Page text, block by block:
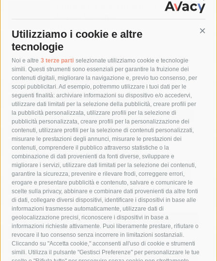
Utilizziamo i cookie e altre
tecnologie
Noi e altre 3 terze parti selezionate utilizziamo cookie e tecnologie
simili. Questi strumenti sono essenziali per garantire la fruizione dei
contenuti digitali, migliorare la navigazione e, previo tuo consenso, per
scopi pubblicitari. Ad esempio, potremmo utilizzare i tuoi dati per le
seguenti finalità: archiviare informazioni su dispositivo e/o accedervi,
utilizzare dati limitati per la selezione della pubblicità, creare profili per
la pubblicità personalizzata, utilizzare profili per la selezione di
pubblicità personalizzata, creare profili per la personalizzazione dei
contenuti, utilizzare profili per la selezione di contenuti personalizzati,
misurare le prestazioni degli annunci, misurare le prestazioni dei
contenuti, comprendere il pubblico attraverso statistiche o la
combinazione di dati provenienti da fonti diverse, sviluppare e
migliorare i servizi, utilizzare dati limitati per la selezione dei contenuti,
garantire la sicurezza, prevenire e rilevare frodi, correggere errori,
erogare e presentare pubblicità e contenuto, salvare e comunicare le
scelte sulla privacy, abbinare e combinare dati provenienti da altre fonti
di dati, collegare diversi dispositivi, identificare i dispositivi in base alle
informazioni trasmesse automaticamente, utilizzare dati di
geolocalizzazione precisi, riconoscere i dispositivi in base a
informazioni richieste attivamente. Puoi liberamente prestare, rifiutare o
revocare il tuo consenso senza incorrere in limitazioni sostanziali.
Cliccando su "Accetta cookie," acconsenti all'uso di cookie e strumenti
simili. Utilizza il pulsante "Gestisci Preferenze" per personalizzare le tue
Domani e sabato interrotta la linea Eav
Napoli-Sorrento
Tag
acqua allerta meteo
anas
area marina protetta di punta campanella
arresto
Asl Napoli 3 sud
capitaneria di porto capri
carabinieri
castellammare di stabia
circumvesuviana
comune di sorrento
concerto
contagi
costiera amalfitana
covid-19 eav
elezioni
fondazione sorrento
gori guardia costiera
incidente
lavori
lorenzo balducelli mare
massa lubrense
massimo coppola
Meta napoli
ordinanza
penisola sorrentina
piano di sorrento
polizia municipale
protezione civile
Regione Campania
sant'agnello
sindaco cuomo
sorrento studenti temporali
treni